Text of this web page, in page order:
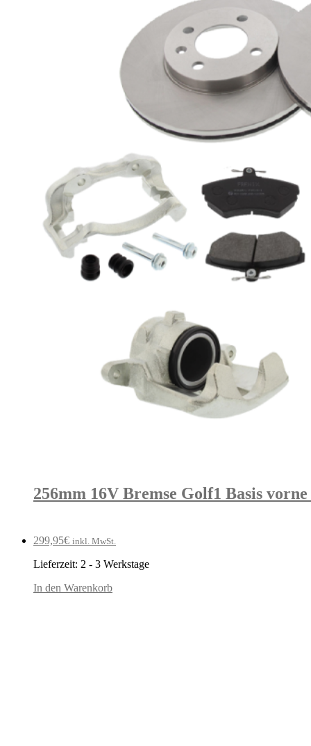
256mm 16V Bremse Golf1 Basis
299,95€ inkl. MwSt.
Lieferzeit: 2 - 3 Werkstage
In den Warenkorb